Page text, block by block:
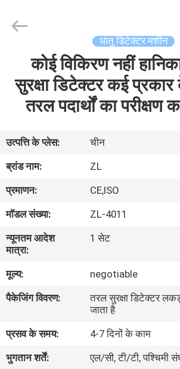
उत्पादों
वीडियो
बारे
में
कारखाना
भ्रमण
नियंत्रण
Technology
धातु डिटेक्टर मशीन
कोई विकिरण नहीं
सुरक्षा डिटेक्टर कई
तरल पदार्थों का परीक्षण
उत्पत्ति के प्लेस:
चीन
ब्रांड नाम:
ZL
प्रमाणन:
CE,ISO
मॉडल संख्या:
ZL-4011
न्यूनतम आदेश
मात्रा:
1 सेट
मूल्य:
negotiable
पैकेजिंग विवरण:
तरल सुरक्षा डिटेक्टर
जाता है
प्रसव के समय:
4-7 दिनों के काम
भुगतान शर्तें:
एल/सी, टी/टी, पश्चिमी